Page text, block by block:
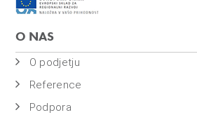
O NAS
O podjetju
Reference
Podpora